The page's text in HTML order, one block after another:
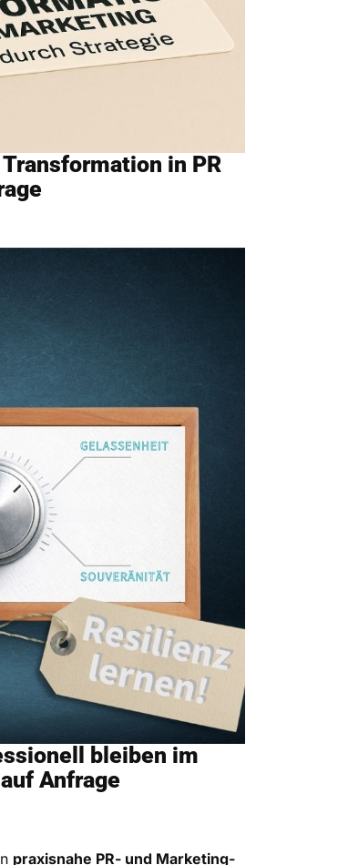
in PR
bleiben im
Anfrage
praxisnahe PR- und Marketing-